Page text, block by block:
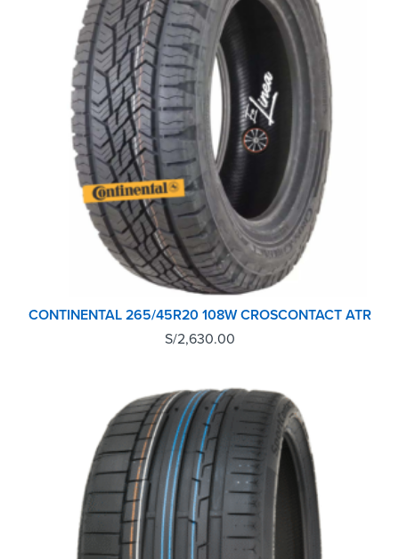
CONTINENTAL 265/45R20 108W CROSCONTACT ATR
S/2,630.00